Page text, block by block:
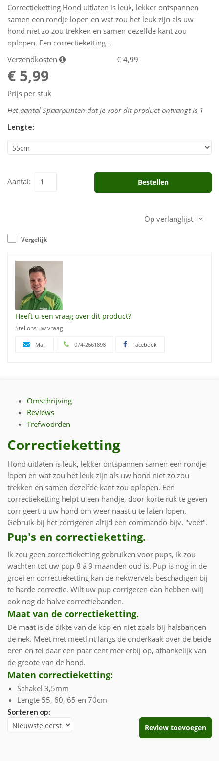
Correctieketting Hond uitlaten is leuk, lekker ontspannen
samen een rondje lopen en wat zou het leuk zijn als uw
hond niet zo zou trekken en samen dezelfde kant zou
oplopen. Een correctieketting...
Verzendkosten
€ 4,99
€ 5,99
Prijs per stuk
Het aantal Spaarpunten dat je voor dit product ontvangt is 1
Lengte:
Aantal: Bestellen
Op verlanglijst
Vergelijk
Heeft u een vraag over dit product?
Stel ons uw vraag
Mail 074-2661898 Facebook
Omschrijving
Reviews
Trefwoorden
Correctieketting
Hond uitlaten is leuk, lekker ontspannen samen een rondje
lopen en wat zou het leuk zijn als uw hond niet zo zou
trekken en samen dezelfde kant zou oplopen. Een
correctieketting helpt u een handje, door korte ruk te geven
corrigeert u uw hond om weer naast u te laten lopen.
Gebruik bij het corrigeren altijd een commando bijv. "voet".
Pup's en correctieketting.
Ik zou geen correctieketting gebruiken voor pups, ik zou
wachten tot uw pup 8 á 9 maanden oud is. Pup is nog in de
groei en correctieketting kan de nekwervels beschadigen bij
te harde correctie. Wilt uw pup corrigeren dan hebben wiij
ook nog de halve correctiebanden.
Maat van de correctieketting.
De maat is de dikte van de kop en niet zoals bij halsbanden
de nek. Meet met meetlint langs de onderkaak over de beide
oren en tel daar een paar centimer erbij op, afhankelijk van
de groote van de hond.
Maten correctieketting:
Schakel 3,5mm
Lengte 55, 60, 65 en 70cm
Sorteren op:
Review toevoegen